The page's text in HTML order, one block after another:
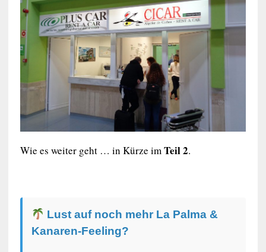
Wie es weiter geht … in Kürze imTeil 2.
Lust auf noch mehr La Palma &
Kanaren-Feeling?